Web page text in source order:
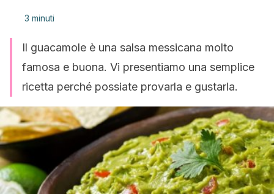
3 minuti
Il guacamole è una salsa messicana molto
famosa e buona. Vi presentiamo una semplice
ricetta perché possiate provarla e gustarla.